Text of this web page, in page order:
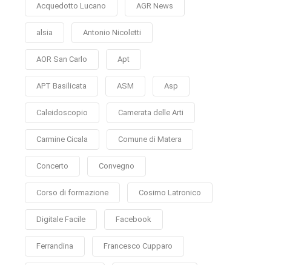
Acquedotto Lucano AGR News
alsia Antonio Nicoletti
AOR San Carlo Apt
APT Basilicata ASM Asp
Caleidoscopio Camerata delle Arti
Carmine Cicala Comune di Matera
Concerto Convegno
Corso di formazione Cosimo Latronico
Digitale Facile Facebook
Ferrandina Francesco Cupparo